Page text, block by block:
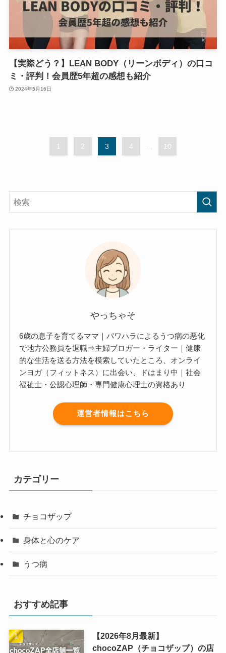
【実際どう？】LEAN BODY（リーンボディ）の口コ
ミ・評判！会員歴5年超の感想も紹介
2024年5月16日
1 2 3 4 ... 10
やっちゃそ
6歳の息子を育てるママ｜パワハラによるうつ病の悪化
で地方公務員を退職⇒主婦ブロガー・ライター｜健康
的な生活を送る方法を模索していたところ、オンライ
ンヨガ（フィットネス）に出会い、ドはまり中｜社会
福祉士・公認心理師・専門健康心理士の資格あり
運営者情報はこちら
カテゴリー
チョコザップ
身体と心のケア
うつ病
おすすめ記事
【2026年8月最新】
chocoZAP（チョコザップ）の店